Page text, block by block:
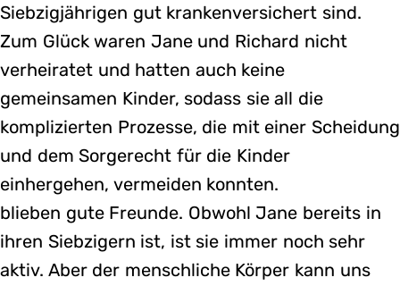
Siebzigjährigen gut krankenversichert sind.
Zum Glück waren Jane und Richard nicht
verheiratet und hatten auch keine
gemeinsamen Kinder, sodass sie all die
komplizierten Prozesse, die mit einer Scheidung
und dem Sorgerecht für die Kinder
einhergehen, vermeiden konnten.
blieben gute Freunde. Obwohl Jane bereits in
ihren Siebzigern ist, ist sie immer noch sehr
aktiv. Aber der menschliche Körper kann uns